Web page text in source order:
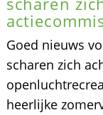
Goed nieuws
scharen zich
heerlijke